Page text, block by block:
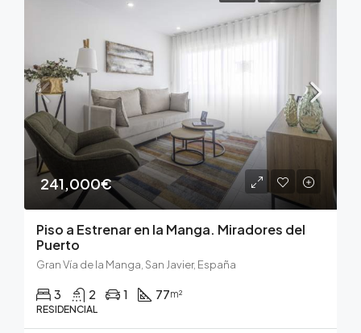
241,000€
Piso a Estrenar en la Manga. Miradores del
Puerto
Gran Vía de la Manga, San Javier, España
3 2 1 77m²
RESIDENCIAL